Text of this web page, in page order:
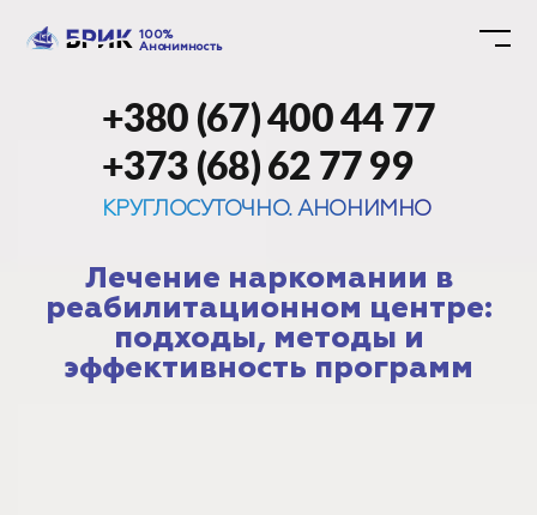
100%
Анонимность
+380 (67) 400 44 77
+373 (68) 62 77 99
КРУГЛОСУТОЧНО. АНОНИМНО
Лечение наркомании в
реабилитационном центре:
подходы, методы и
эффективность программ